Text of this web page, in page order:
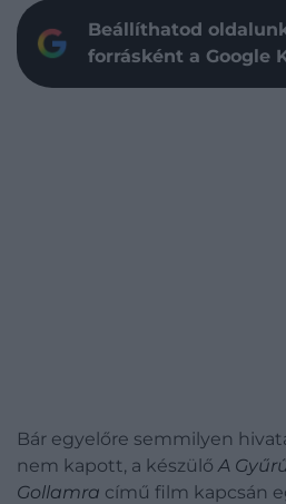
Beállíthatod
forrásként a Google
Bár egyelőre semmilyen
nem kapott, a készülőA
Gollamra című film kapcsán